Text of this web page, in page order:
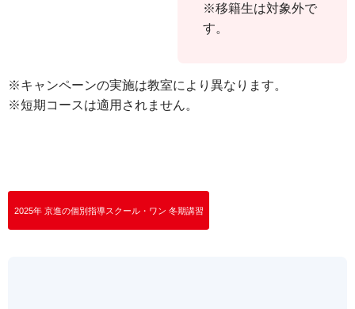
※移籍生は対象外で
す。
※キャンペーンの実施は教室により異なります。
※短期コースは適用されません。
2025年 京進の個別指導スクール・ワン 冬期講習